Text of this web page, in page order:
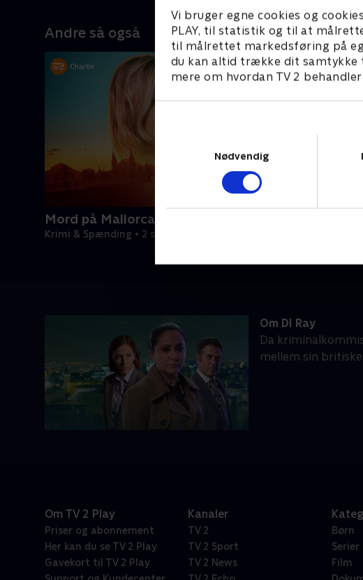
Vi bruger egne cookies og
PLAY, til statistik og til at
til målrettet markedsføring på
du kan altid trække dit samtykke
mere om hvordan TV 2
Nødvendig
Andre så også
Mord på Mallorca
Krimi & Spænding • 2 sæsoner
Om DI Ray
Da
mellem sin
Om TV 2 Play
Priser og abonnement
Her kan du se TV 2 Play
Gavekort til TV 2 Play
Kanaler
TV 2
TV 2 Sport
TV 2 News
Børn
Serier
Film